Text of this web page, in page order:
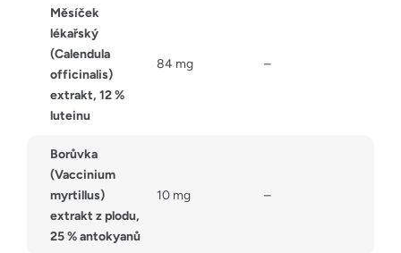
Měsíček
lékařský
(Calendula
officinalis)
extrakt, 12 %
luteinu
84 mg –
Borůvka
(Vaccinium
myrtillus)
extrakt z plodu,
25 % antokyanů
10 mg –